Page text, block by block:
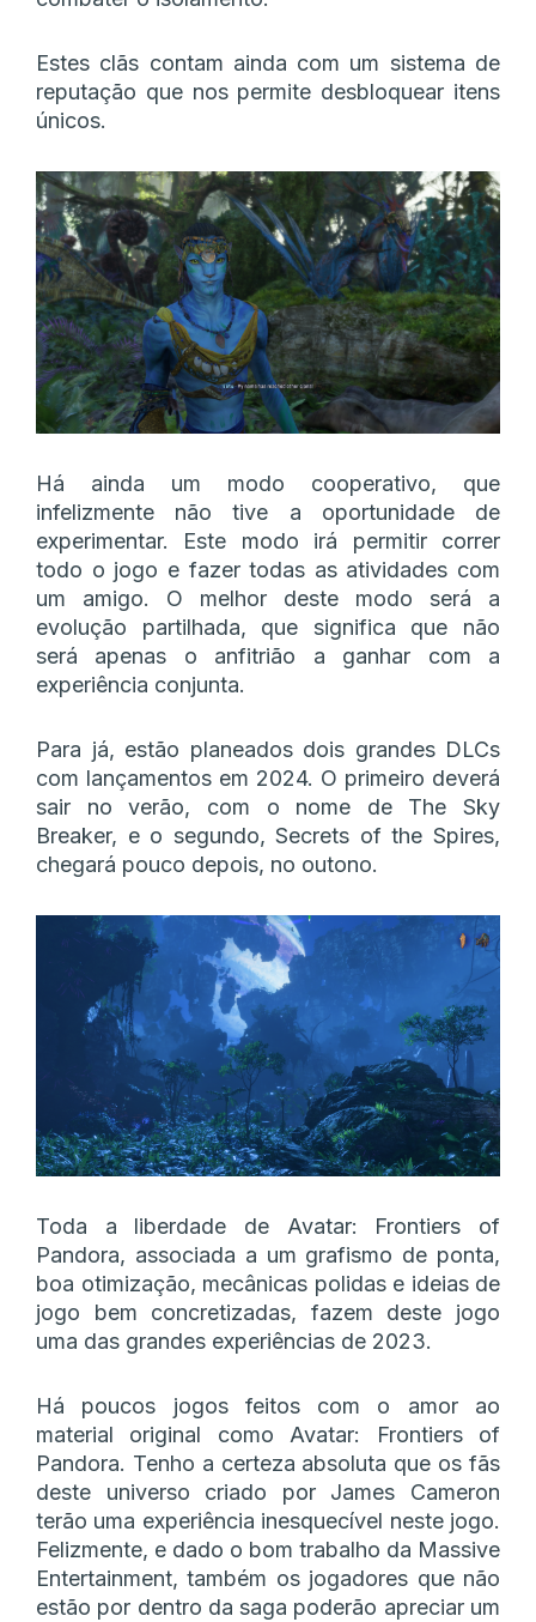
Estes clãs contam ainda com um sistema de
reputação que nos permite desbloquear itens
únicos.
Há ainda um modo cooperativo, que
infelizmente não tive a oportunidade de
experimentar. Este modo irá permitir correr
todo o jogo e fazer todas as atividades com
um amigo. O melhor deste modo será a
evolução partilhada, que significa que não
será apenas o anfitrião a ganhar com a
experiência conjunta.
Para já, estão planeados dois grandes DLCs
com lançamentos em 2024. O primeiro deverá
sair no verão, com o nome de The Sky
Breaker, e o segundo, Secrets of the Spires,
chegará pouco depois, no outono.
Toda a liberdade de Avatar: Frontiers of
Pandora, associada a um grafismo de ponta,
boa otimização, mecânicas polidas e ideias de
jogo bem concretizadas, fazem deste jogo
uma das grandes experiências de 2023.
Há poucos jogos feitos com o amor ao
material original como Avatar: Frontiers of
Pandora. Tenho a certeza absoluta que os fãs
deste universo criado por James Cameron
terão uma experiência inesquecível neste jogo.
Felizmente, e dado o bom trabalho da Massive
Entertainment, também os jogadores que não
estão por dentro da saga poderão apreciar um